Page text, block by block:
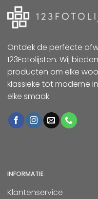
Ontdek de perfecte
123Fotolijsten. Wij
producten om elke
klassieke tot moderne
elke smaak.
INFORMATIE
Klantenservice